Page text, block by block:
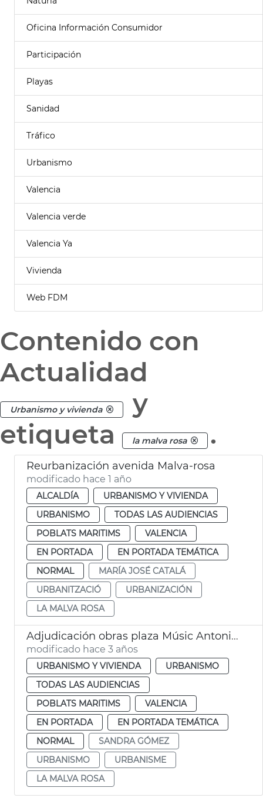
Oficina Información Consumidor
Participación
Playas
Sanidad
Tráfico
Urbanismo
Valencia
Valencia verde
Valencia Ya
Vivienda
Web FDM
Contenido con
Actualidad
Urbanismo y vivienda
y
etiqueta
la malva rosa .
Reurbanización avenida Malva-rosa
modificado hace 1 año
ALCALDÍA
URBANISMO Y VIVIENDA
URBANISMO
TODAS LAS AUDIENCIAS
POBLATS MARITIMS
VALENCIA
EN PORTADA
EN PORTADA TEMÁTICA
NORMAL
MARÍA JOSÉ CATALÁ
URBANITZACIÓ
URBANIZACIÓN
LA MALVA ROSA
Adjudicación obras plaza Músic Antoni Eiximeno
modificado hace 3 años
URBANISMO Y VIVIENDA
URBANISMO
TODAS LAS AUDIENCIAS
POBLATS MARITIMS
VALENCIA
EN PORTADA
EN PORTADA TEMÁTICA
NORMAL
SANDRA GÓMEZ
URBANISMO
URBANISME
LA MALVA ROSA